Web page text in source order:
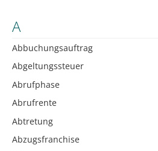
A
Abbuchungsauftrag
Abgeltungssteuer
Abrufphase
Abrufrente
Abtretung
Abzugsfranchise